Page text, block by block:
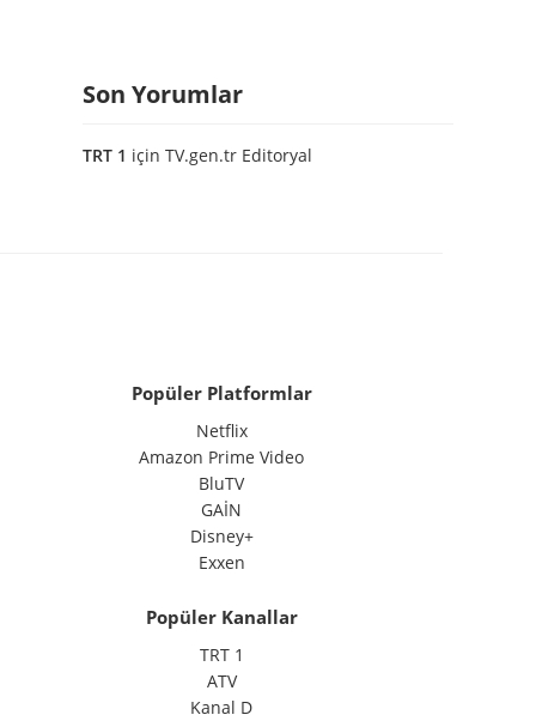
Son Yorumlar
TRT 1 için TV.gen.tr Editoryal
Popüler Platformlar
Netflix
Amazon Prime Video
BluTV
GAİN
Disney+
Exxen
Popüler Kanallar
TRT 1
ATV
Kanal D